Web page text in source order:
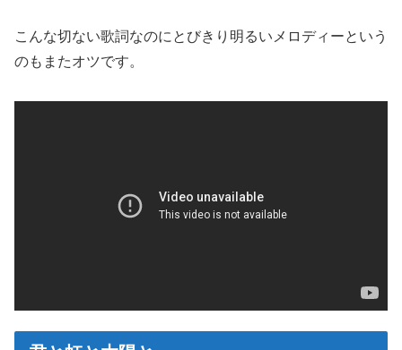
こんな切ない歌詞なのにとびきり明るいメロディーという
のもまたオツです。